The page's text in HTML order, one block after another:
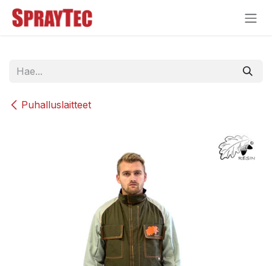
Siirry sisältöön
Puhalluslaitteet